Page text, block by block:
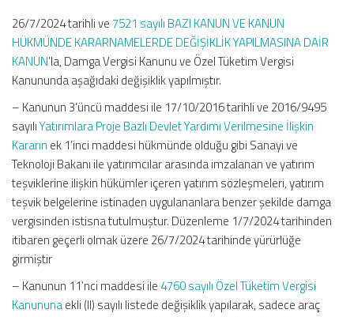
26/7/2024 tarihli ve 7521 sayılı BAZI KANUN VE KANUN
HÜKMÜNDE KARARNAMELERDE DEĞİŞİKLİK YAPILMASINA DAİR
KANUN’la, Damga Vergisi Kanunu ve Özel Tüketim Vergisi
Kanununda aşağıdaki değişiklik yapılmıştır.
– Kanunun 3’üncü maddesi ile 17/10/2016 tarihli ve 2016/9495
sayılıYatırımlara Proje Bazlı Devlet Yardımı Verilmesine İlişkin
Kararın ek 1’inci maddesi hükmünde olduğu gibi Sanayi ve
Teknoloji Bakanı ile yatırımcılar arasında imzalanan ve yatırım
teşviklerine ilişkin hükümler içeren yatırım sözleşmeleri, yatırım
teşvik belgelerine istinaden uygulananlara benzer şekilde damga
vergisinden istisna tutulmuştur. Düzenleme 1/7/2024 tarihinden
itibaren geçerli olmak üzere 26/7/2024 tarihinde yürürlüğe
girmiştir
– Kanunun 11’nci maddesi ile 4760 sayılı Özel Tüketim Vergisi
Kanununaekli (II) sayılı listede değişiklik yapılarak, sadece araç